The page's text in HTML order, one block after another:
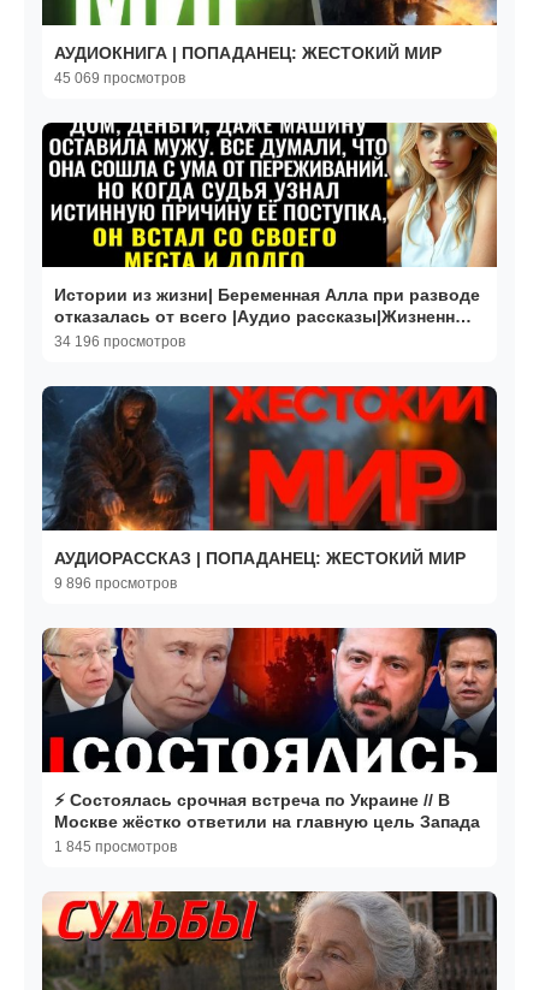
АУДИОКНИГА | ПОПАДАНЕЦ: ЖЕСТОКИЙ МИР
45 069 просмотров
Истории из жизни| Беременная Алла при разводе
отказалась от всего |Аудио рассказы|Жизненные
истории
34 196 просмотров
АУДИОРАССКАЗ | ПОПАДАНЕЦ: ЖЕСТОКИЙ МИР
9 896 просмотров
⚡️ Состоялась срочная встреча по Украине // В
Москве жёстко ответили на главную цель Запада
1 845 просмотров